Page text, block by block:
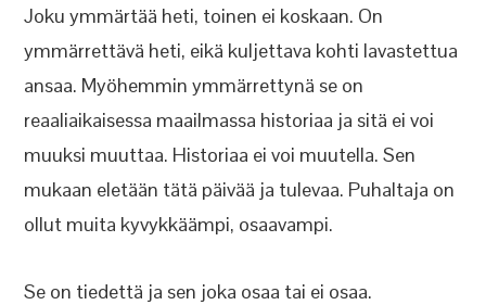
Joku ymmärtää heti, toinen ei koskaan. On
ymmärrettävä heti, eikä kuljettava kohti lavastettua
ansaa. Myöhemmin ymmärrettynä se on
reaaliaikaisessa maailmassa historiaa ja sitä ei voi
muuksi muuttaa. Historiaa ei voi muutella. Sen
mukaan eletään tätä päivää ja tulevaa. Puhaltaja on
ollut muita kyvykkäämpi, osaavampi.
Se on tiedettä ja sen joka osaa tai ei osaa.